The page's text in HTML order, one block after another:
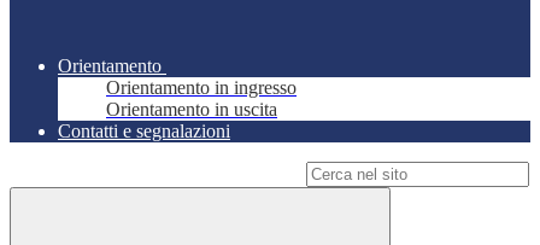
Orientamento
Orientamento in ingresso
Orientamento in uscita
Contatti e segnalazioni